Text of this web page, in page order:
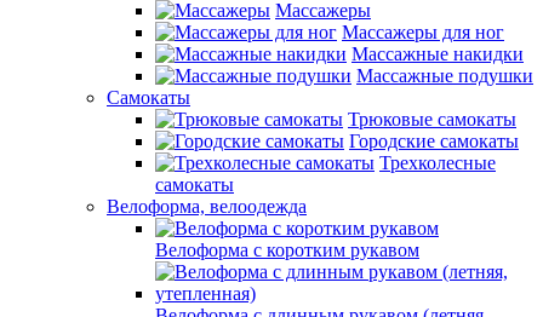
Массажеры
Массажеры для ног
Массажные накидки
Массажные подушки
Самокаты
Трюковые самокаты
Городские самокаты
Трехколесные
самокаты
Велоформа, велоодежда
Велоформа с коротким рукавом